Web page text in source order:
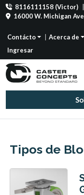
8116111158 (Victor)
16000 W. Michigan
Contácto Acerca de
Ingresar
Tipos de